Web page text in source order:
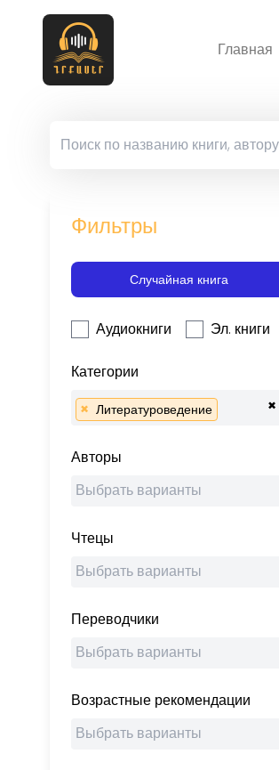
Главная
Фильтры
Случайная книга
Аудиокниги Эл. книги
Категории
×
× Литературоведение
Авторы
Чтецы
Переводчики
Возрастные рекомендации